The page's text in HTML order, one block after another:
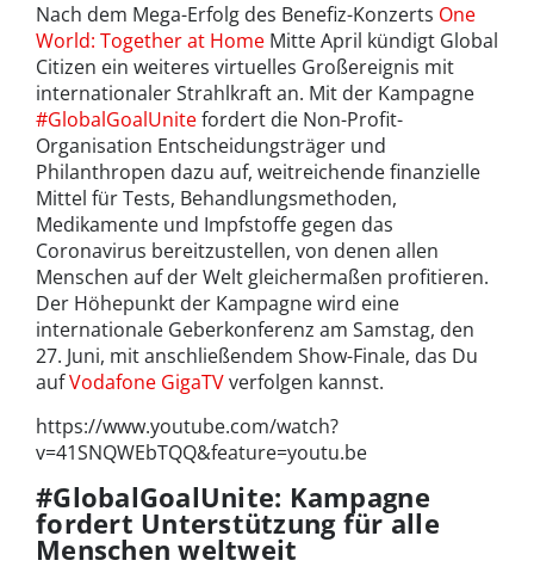
Nach dem Mega-Erfolg des Benefiz-Konzerts One
World: Together at Home Mitte April kündigt Global
Citizen ein weiteres virtuelles Großereignis mit
internationaler Strahlkraft an. Mit der Kampagne
#GlobalGoalUnitefordert die Non-Profit-
Organisation Entscheidungsträger und
Philanthropen dazu auf, weitreichende finanzielle
Mittel für Tests, Behandlungsmethoden,
Medikamente und Impfstoffe gegen das
Coronavirus bereitzustellen, von denen allen
Menschen auf der Welt gleichermaßen profitieren.
Der Höhepunkt der Kampagne wird eine
internationale Geberkonferenz am Samstag, den
27. Juni, mit anschließendem Show-Finale, das Du
aufVodafone GigaTVverfolgen kannst.
https://www.youtube.com/watch?
v=41SNQWEbTQQ&feature=youtu.be
#GlobalGoalUnite: Kampagne
fordert Unterstützung für alle
Menschen weltweit